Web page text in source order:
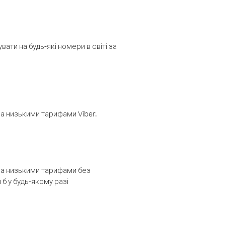
на будь-які номери в світі за
низькими тарифами Viber.
низькими тарифами без
у будь-якому разі